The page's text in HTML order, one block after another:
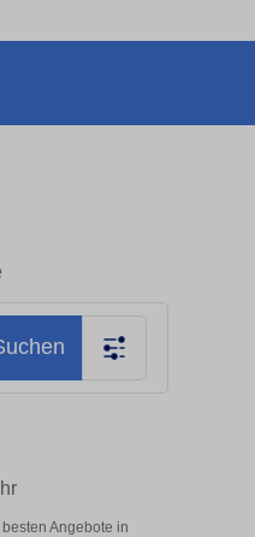
Angebote in